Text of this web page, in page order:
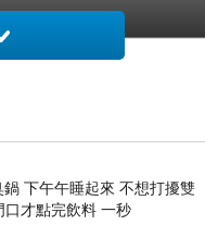
下午午睡起來 不想打擾雙
才點完飲料 一秒